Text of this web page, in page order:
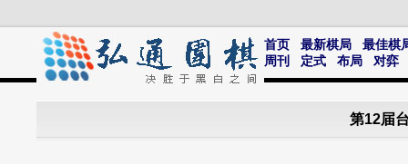
首页 最新棋局
最佳棋
周刊
定式 布局 对弈
第12届